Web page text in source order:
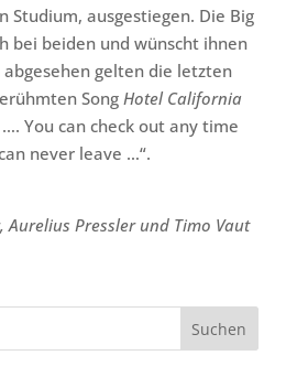
Studium, ausgestiegen. Die Big
bei beiden und wünscht ihnen
abgesehen gelten die letzten
Song Hotel California
…. You can check out any time
never leave …“.
Aurelius Pressler und Timo Vaut